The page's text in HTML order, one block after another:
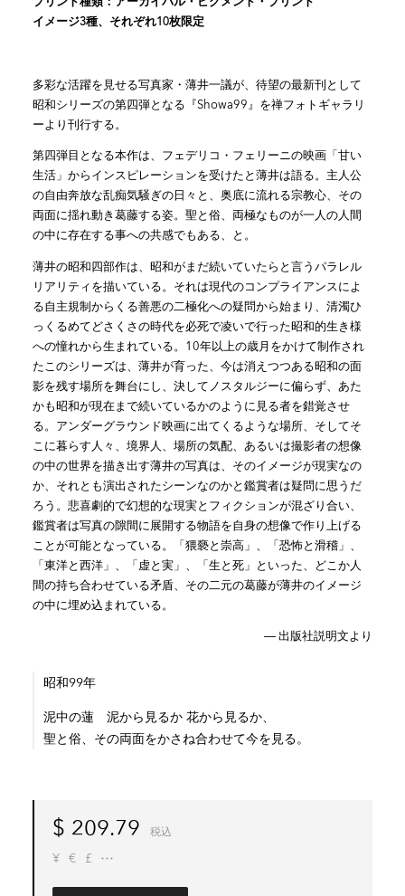
イメージ3種、それぞれ10枚限定
多彩な活躍を見せる写真家・薄井一議が、待望の最新刊として
昭和シリーズの第四弾となる『Showa99』を禅フォトギャラリ
ーより刊行する。
第四弾目となる本作は、フェデリコ・フェリーニの映画「甘い
生活」からインスピレーションを受けたと薄井は語る。主人公
の自由奔放な乱痴気騒ぎの日々と、奥底に流れる宗教心、その
両面に揺れ動き葛藤する姿。聖と俗、両極なものが一人の人間
の中に存在する事への共感でもある、と。
薄井の昭和四部作は、昭和がまだ続いていたらと言うパラレル
リアリティを描いている。それは現代のコンプライアンスによ
る自主規制からくる善悪の二極化への疑問から始まり、清濁ひ
っくるめてどさくさの時代を必死で凌いで行った昭和的生き様
への憧れから生まれている。10年以上の歳月をかけて制作され
たこのシリーズは、薄井が育った、今は消えつつある昭和の面
影を残す場所を舞台にし、決してノスタルジーに偏らず、あた
かも昭和が現在まで続いているかのように見る者を錯覚させ
る。アンダーグラウンド映画に出てくるような場所、そしてそ
こに暮らす人々、境界人、場所の気配、あるいは撮影者の想像
の中の世界を描き出す薄井の写真は、そのイメージが現実なの
か、それとも演出されたシーンなのかと鑑賞者は疑問に思うだ
ろう。悲喜劇的で幻想的な現実とフィクションが混ざり合い、
鑑賞者は写真の隙間に展開する物語を自身の想像で作り上げる
ことが可能となっている。「猥褻と崇高」、「恐怖と滑稽」、
「東洋と西洋」、「虚と実」、「生と死」といった、どこか人
間の持ち合わせている矛盾、その二元の葛藤が薄井のイメージ
の中に埋め込まれている。
― 出版社説明文より
昭和99年
泥中の蓮 泥から見るか 花から見るか、
聖と俗、その両面をかさね合わせて今を見る。
$ 209.79 税込
¥ € £